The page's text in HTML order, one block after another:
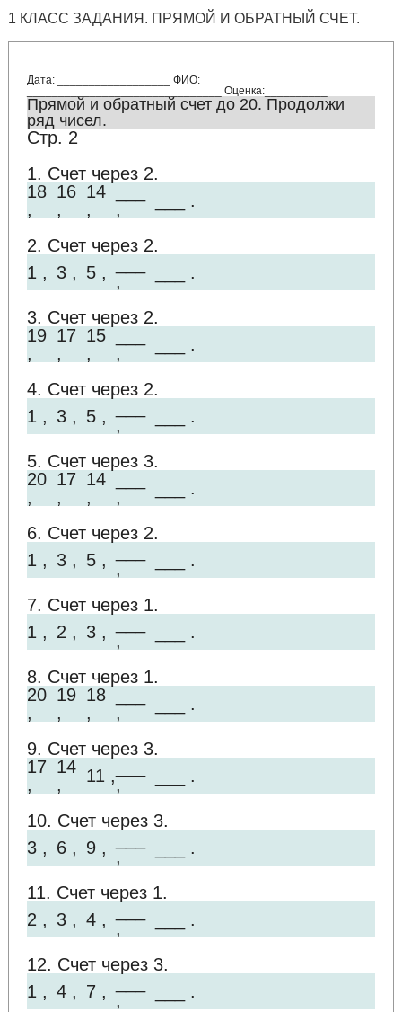
1 КЛАСС ЗАДАНИЯ. ПРЯМОЙ И ОБРАТНЫЙ СЧЕТ.
Дата: __________________ ФИО:
_______________________________ Оценка:__________
Прямой и обратный счет до 20. Продолжи
ряд чисел.
Стр. 2
1. Счет через 2.
18
,
16
,
14
,
,
___ .
2. Счет через 2.
1 , 3 , 5 , ,
___ .
3. Счет через 2.
19
,
17
,
15
,
,
___ .
4. Счет через 2.
1 , 3 , 5 , ,
___ .
5. Счет через 3.
20
,
17
,
14
,
,
___ .
6. Счет через 2.
1 , 3 , 5 , ,
___ .
7. Счет через 1.
1 , 2 , 3 , ,
___ .
8. Счет через 1.
20
,
19
,
18
,
,
___ .
9. Счет через 3.
17
,
14
,
11 ,,
___ .
10. Счет через 3.
3 , 6 , 9 , ,
___ .
11. Счет через 1.
2 , 3 , 4 , ,
___ .
12. Счет через 3.
1 , 4 , 7 , ,
___ .